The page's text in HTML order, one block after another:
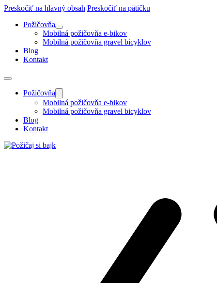
Preskočiť na hlavný obsah Preskočiť na pätičku
Požičovňa
Mobilná požičovňa e-bikov
Mobilná požičovňa gravel bicyklov
Blog
Kontakt
Požičovňa
Mobilná požičovňa e-bikov
Mobilná požičovňa gravel bicyklov
Blog
Kontakt